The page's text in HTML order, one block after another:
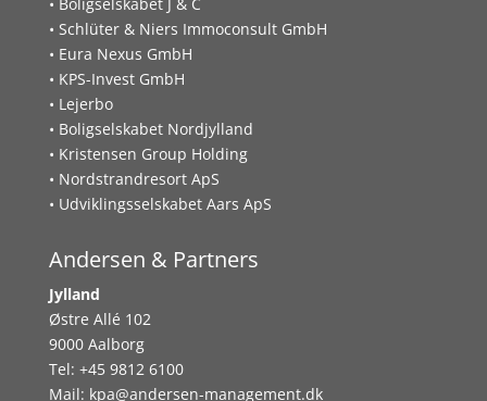
• Schlüter & Niers Immoconsult GmbH
• Eura Nexus GmbH
• KPS-Invest GmbH
• Lejerbo
• Boligselskabet Nordjylland
• Kristensen Group Holding
• Nordstrandresort ApS
• Udviklingsselskabet Aars ApS
Andersen & Partners
Jylland
Østre Allé 102
9000 Aalborg
Tel: +45 9812 6100
Mail: kpa@andersen-management.dk